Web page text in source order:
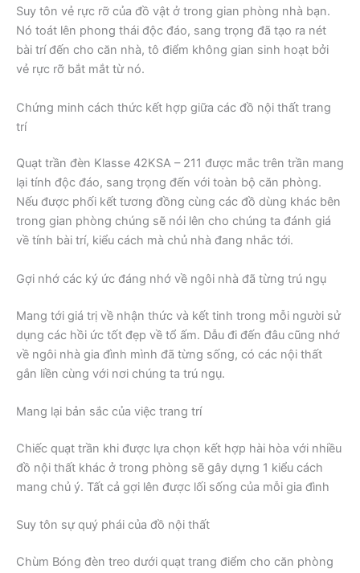
Suy tôn vẻ rực rỡ của đồ vật ở trong gian phòng nhà bạn.
Nó toát lên phong thái độc đáo, sang trọng đã tạo ra nét
bài trí đến cho căn nhà, tô điểm không gian sinh hoạt bởi
vẻ rực rỡ bắt mắt từ nó.
Chứng minh cách thức kết hợp giữa các đồ nội thất trang
trí
Quạt trần đèn Klasse 42KSA – 211 được mắc trên trần mang
lại tính độc đáo, sang trọng đến với toàn bộ căn phòng.
Nếu được phối kết tương đồng cùng các đồ dùng khác bên
trong gian phòng chúng sẽ nói lên cho chúng ta đánh giá
về tính bài trí, kiểu cách mà chủ nhà đang nhắc tới.
Gợi nhớ các ký ức đáng nhớ về ngôi nhà đã từng trú ngụ
Mang tới giá trị về nhận thức và kết tinh trong mỗi người sử
dụng các hồi ức tốt đẹp về tổ ấm. Dẫu đi đến đâu cũng nhớ
về ngôi nhà gia đình mình đã từng sống, có các nội thất
gắn liền cùng với nơi chúng ta trú ngụ.
Mang lại bản sắc của việc trang trí
Chiếc quạt trần khi được lựa chọn kết hợp hài hòa với nhiều
đồ nội thất khác ở trong phòng sẽ gây dựng 1 kiểu cách
mang chủ ý. Tất cả gợi lên được lối sống của mỗi gia đình
Suy tôn sự quý phái của đồ nội thất
Chùm Bóng đèn treo dưới quạt trang điểm cho căn phòng